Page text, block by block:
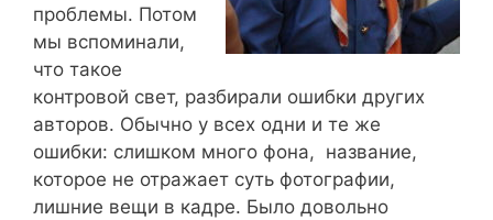
проблемы. Потом
мы вспоминали,
что такое
контровой свет, разбирали ошибки других
авторов. Обычно у всех одни и те же
ошибки: слишком много фона, название,
которое не отражает суть фотографии,
лишние вещи в кадре. Было довольно